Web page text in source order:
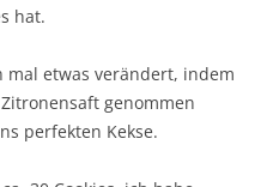
hat.
mal etwas verändert, indem
genommen
perfekten Kekse.